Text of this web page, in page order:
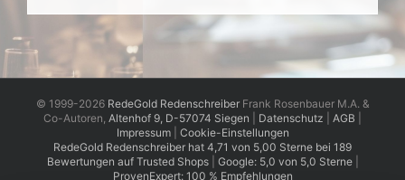
© 1999-2026 RedeGold RedenschreiberFrank Rosenbauer M.A. &
Co-Autoren, Altenhof 9, D-57074 Siegen Datenschutz AGB
Impressum| Cookie-Einstellungen
RedeGold Redenschreiber hat 4,71 von 5,00 Sterne bei 189
Bewertungen auf Trusted Shops| Google: 5,0 von 5,0 Sterne|
ProvenExpert: 100 % Empfehlungen